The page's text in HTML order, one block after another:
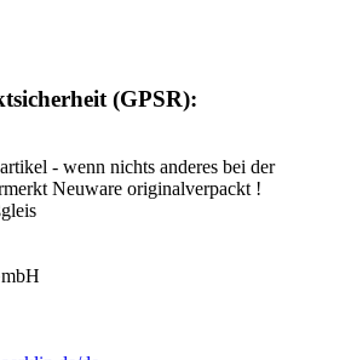
(GPSR):
- wenn nichts anderes bei der
Neuware originalverpackt !